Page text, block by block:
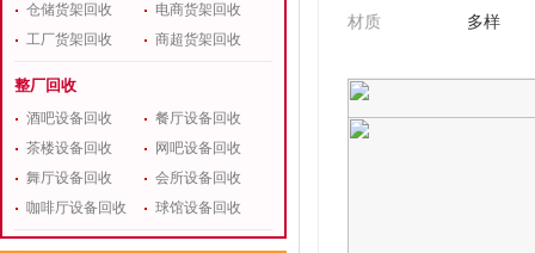
仓储货架回收
电商货架回收
工厂货架回收
商超货架回收
整厂回收
酒吧设备回收
餐厅设备回收
茶楼设备回收
网吧设备回收
舞厅设备回收
会所设备回收
咖啡厅设备回收
球馆设备回收
材质 多样